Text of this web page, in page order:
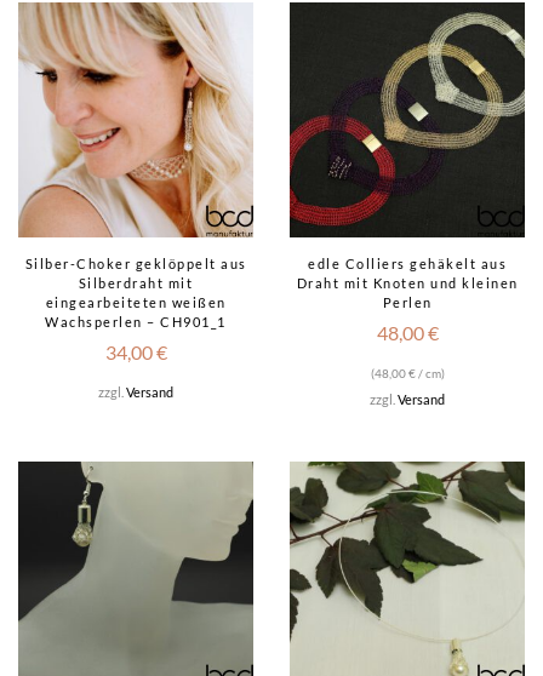
Silber-Choker geklöppelt aus
Silberdraht mit
eingearbeiteten weißen
Wachsperlen – CH901_1
34,00€
zzgl. Versand
edle Colliers gehäkelt aus
Draht mit Knoten und kleinen
Perlen
48,00€
(48,00€/ cm)
zzgl. Versand